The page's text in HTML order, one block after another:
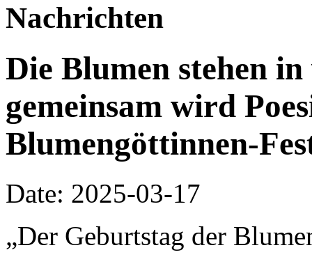
Nachrichten
Die Blumen stehen
gemeinsam wird
Blumengöttinnen-
Date: 2025-03-17
„Der Geburtstag der